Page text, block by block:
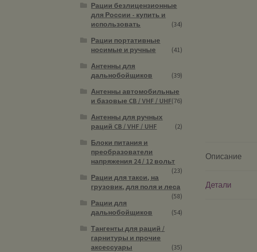
Описание
Детали
Рации безлицензионные
для России - купить и
использовать
(34)
Рации портативные
носимые и ручные
(41)
Антенны для
дальнобойщиков
(39)
Антенны автомобильные
и базовые CB / VHF / UHF(76)
Антенны для ручных
раций CB / VHF / UHF
(2)
Блоки питания и
преобразователи
напряжения 24 / 12 вольт
(23)
Рации для такси, на
грузовик, для поля и леса
(58)
Рации для
дальнобойщиков
(54)
Тангенты для раций /
гарнитуры и прочие
аксессуары
(35)